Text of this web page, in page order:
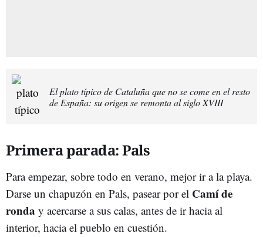
El plato típico de Cataluña que no se come en el resto
de España: su origen se remonta al siglo XVIII
Primera parada: Pals
Para empezar, sobre todo en verano, mejor ir a la playa.
Darse un chapuzón en Pals, pasear por el Camí de
ronda y acercarse a sus calas, antes de ir hacia al
interior, hacia el pueblo en cuestión.